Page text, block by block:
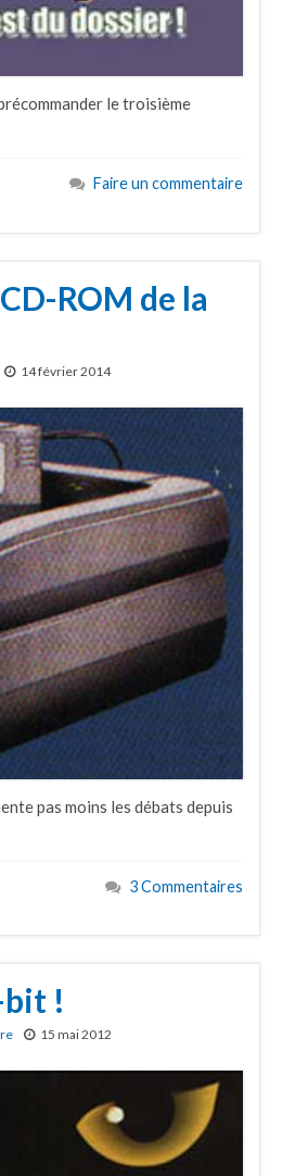
le troisième
Faire un commentaire
ROM de la
14 février 2014
pas moins les débats depuis
3 Commentaires
bit !
15 mai 2012